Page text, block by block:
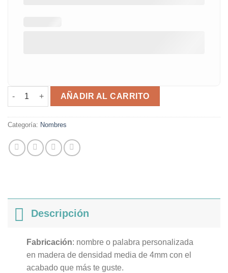
Nombre personalizado cantidad
AÑADIR AL CARRITO
Categoría: Nombres
Descripción
Fabricación: nombre o palabra personalizada
en madera de densidad media de 4mm con el
acabado que más te guste.